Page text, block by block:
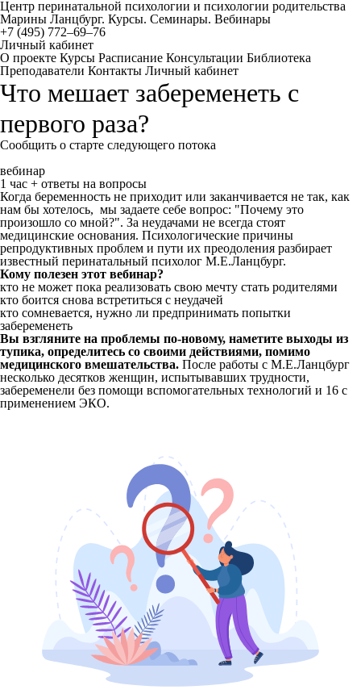
Центр перинатальной психологии и психологии родительства
Марины Ланцбург. Курсы. Семинары. Вебинары
+7 (495) 772–69–76
Личный кабинет
О проекте Курсы Расписание Консультации Библиотека
Преподаватели Контакты Личный кабинет
Что мешает забеременеть с
первого раза?
Сообщить о старте следующего потока
вебинар
1 час + ответы на вопросы
Когда беременность не приходит или заканчивается не так, как
нам бы хотелось, мы задаете себе вопрос: "Почему это
произошло со мной?". За неудачами не всегда стоят
медицинские основания. Психологические причины
репродуктивных проблем и пути их преодоления разбирает
известный перинатальный психолог М.Е.Ланцбург.
Кому полезен этот вебинар?
кто не может пока реализовать свою мечту стать родителями
кто боится снова встретиться с неудачей
кто сомневается, нужно ли предпринимать попытки
забеременеть
Вы взгляните на проблемы по-новому, наметите выходы из
тупика, определитесь со своими действиями, помимо
медицинского вмешательства. После работы с М.Е.Ланцбург
несколько десятков женщин, испытывавших трудности,
забеременели без помощи вспомогательных технологий и 16 с
применением ЭКО.